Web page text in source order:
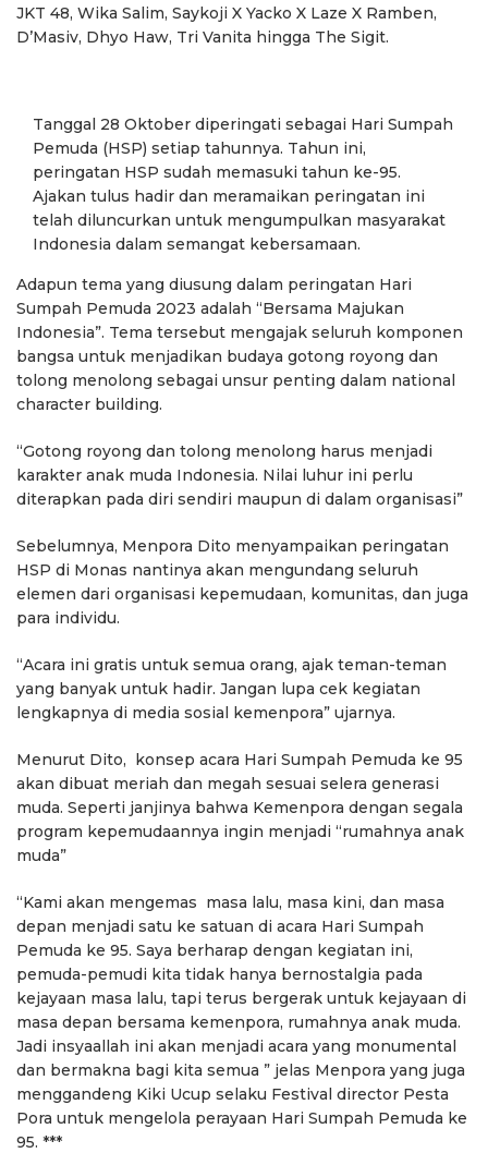
JKT 48, Wika Salim, Saykoji X Yacko X Laze X Ramben,
D’Masiv, Dhyo Haw, Tri Vanita hingga The Sigit.
Tanggal 28 Oktober diperingati sebagai Hari Sumpah
Pemuda (HSP) setiap tahunnya. Tahun ini,
peringatan HSP sudah memasuki tahun ke-95.
Ajakan tulus hadir dan meramaikan peringatan ini
telah diluncurkan untuk mengumpulkan masyarakat
Indonesia dalam semangat kebersamaan.
Adapun tema yang diusung dalam peringatan Hari
Sumpah Pemuda 2023 adalah “Bersama Majukan
Indonesia”. Tema tersebut mengajak seluruh komponen
bangsa untuk menjadikan budaya gotong royong dan
tolong menolong sebagai unsur penting dalam national
character building.
“Gotong royong dan tolong menolong harus menjadi
karakter anak muda Indonesia. Nilai luhur ini perlu
diterapkan pada diri sendiri maupun di dalam organisasi”
Sebelumnya, Menpora Dito menyampaikan peringatan
HSP di Monas nantinya akan mengundang seluruh
elemen dari organisasi kepemudaan, komunitas, dan juga
para individu.
“Acara ini gratis untuk semua orang, ajak teman-teman
yang banyak untuk hadir. Jangan lupa cek kegiatan
lengkapnya di media sosial kemenpora” ujarnya.
Menurut Dito, konsep acara Hari Sumpah Pemuda ke 95
akan dibuat meriah dan megah sesuai selera generasi
muda. Seperti janjinya bahwa Kemenpora dengan segala
program kepemudaannya ingin menjadi “rumahnya anak
muda”
“Kami akan mengemas masa lalu, masa kini, dan masa
depan menjadi satu ke satuan di acara Hari Sumpah
Pemuda ke 95. Saya berharap dengan kegiatan ini,
pemuda-pemudi kita tidak hanya bernostalgia pada
kejayaan masa lalu, tapi terus bergerak untuk kejayaan di
masa depan bersama kemenpora, rumahnya anak muda.
Jadi insyaallah ini akan menjadi acara yang monumental
dan bermakna bagi kita semua ” jelas Menpora yang juga
menggandeng Kiki Ucup selaku Festival director Pesta
Pora untuk mengelola perayaan Hari Sumpah Pemuda ke
95. ***